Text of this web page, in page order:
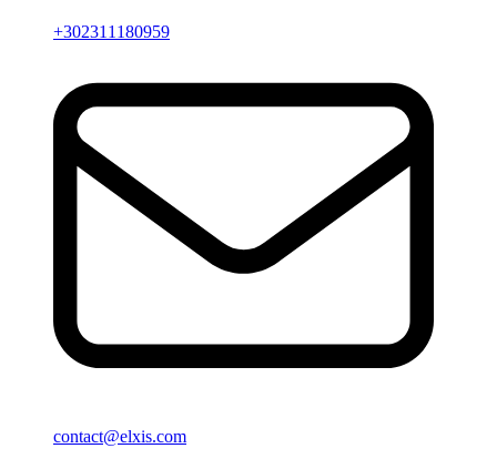
+302311180959
contact@elxis.com